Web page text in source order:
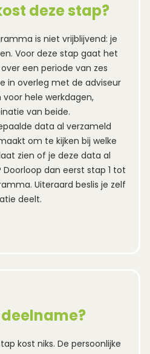
deze stap?
is niet vrijblijvend: je
Voor deze stap gaat het
een periode van zes
in overleg met de adviseur
voor hele werkdagen,
van beide.
data al verzameld
om te kijken bij welke
zien of je deze data al
dan eerst stap 1 tot
Uiteraard beslis je zelf
deelt.
kost niks. De persoonlijke